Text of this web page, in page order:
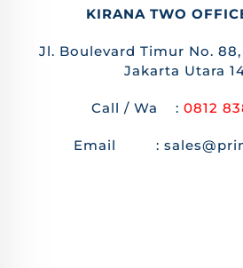
KIRANA TWO
Jl. Boulevard Timur No.
Jakarta Utara
Call / Wa : 0812
Email :